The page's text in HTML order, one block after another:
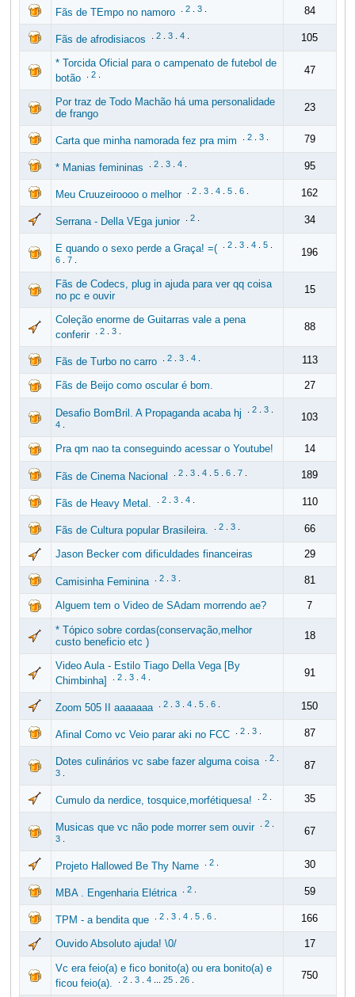
Fãs de TEmpo no namoro 2. 3. 84
Fãs de afrodisiacos 2. 3. 4. 105
* Torcida Oficial para o campenato de futebol de
botão
2. 47
Por traz de Todo Machão há uma personalidade
de frango
23
Carta que minha namorada fez pra mim 2. 3. 79
* Manias femininas 2. 3. 4. 95
Meu Cruuzeiroooo o melhor 2. 3. 4. 5. 6. 162
Serrana - Della VEga junior 2. 34
E quando o sexo perde a Graça! =( 2. 3. 4. 5.
6. 7.
196
Fãs de Codecs, plug in ajuda para ver qq coisa
no pc e ouvir
15
Coleção enorme de Guitarras vale a pena
conferir
2. 3. 88
Fãs de Turbo no carro 2. 3. 4. 113
Fãs de Beijo como oscular é bom. 27
Desafio BomBril. A Propaganda acaba hj 2. 3.
4.
103
Pra qm nao ta conseguindo acessar o Youtube! 14
Fãs de Cinema Nacional 2. 3. 4. 5. 6. 7. 189
Fãs de Heavy Metal. 2. 3. 4. 110
Fãs de Cultura popular Brasileira. 2. 3. 66
Jason Becker com dificuldades financeiras 29
Camisinha Feminina 2. 3. 81
Alguem tem o Video de SAdam morrendo ae? 7
* Tópico sobre cordas(conservação,melhor
custo beneficio etc )
18
Video Aula - Estilo Tiago Della Vega [By
Chimbinha]
2. 3. 4. 91
Zoom 505 II aaaaaaa 2. 3. 4. 5. 6. 150
Afinal Como vc Veio parar aki no FCC 2. 3. 87
Dotes culinários vc sabe fazer alguma coisa 2.
3.
87
Cumulo da nerdice, tosquice,morfétiquesa! 2. 35
Musicas que vc não pode morrer sem ouvir 2.
3.
67
Projeto Hallowed Be Thy Name 2. 30
MBA . Engenharia Elétrica 2. 59
TPM - a bendita que 2. 3. 4. 5. 6. 166
Ouvido Absoluto ajuda! \0/ 17
Vc era feio(a) e fico bonito(a) ou era bonito(a) e
ficou feio(a).
2. 3. 4... 25. 26. 750